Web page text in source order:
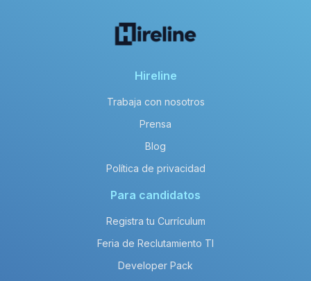
Hireline
Trabaja con nosotros
Prensa
Blog
Política de privacidad
Para candidatos
Registra tu Currículum
Feria de Reclutamiento TI
Developer Pack